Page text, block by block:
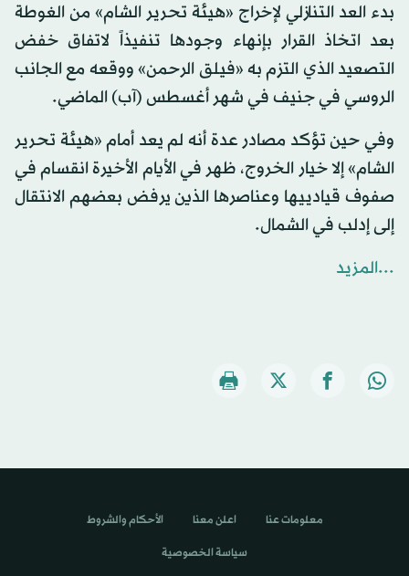
بدء العد التنازلي لإخراج «هيئة تحرير الشام» من الغوطة
بعد اتخاذ القرار بإنهاء وجودها تنفيذاً لاتفاق خفض
التصعيد الذي التزم به «فيلق الرحمن» ووقعه مع الجانب
الروسي في جنيف في شهر أغسطس (آب) الماضي.
وفي حين تؤكد مصادر عدة أنه لم يعد أمام «هيئة تحرير
الشام» إلا خيار الخروج، ظهر في الأيام الأخيرة انقسام في
صفوف قيادييها وعناصرها الذين يرفض بعضهم الانتقال
إلى إدلب في الشمال.
...المزيد
معلومات عنا اعلن معنا الأحكام والشروط
سياسة الخصوصية